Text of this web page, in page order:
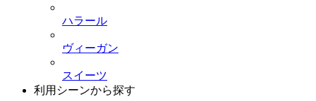
ハラール
ヴィーガン
スイーツ
利用シーンから探す